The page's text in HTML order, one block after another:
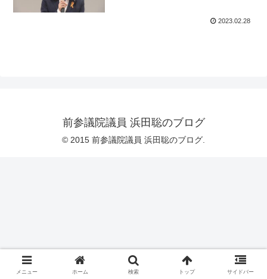
2023.02.28
前参議院議員 浜田聡のブログ
© 2015 前参議院議員 浜田聡のブログ.
メニュー ホーム 検索 トップ サイドバー